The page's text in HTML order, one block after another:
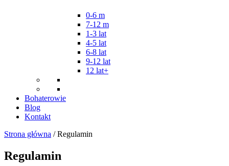
0-6 m
7-12 m
1-3 lat
4-5 lat
6-8 lat
9-12 lat
12 lat+
Bohaterowie
Blog
Kontakt
Strona główna / Regulamin
Regulamin